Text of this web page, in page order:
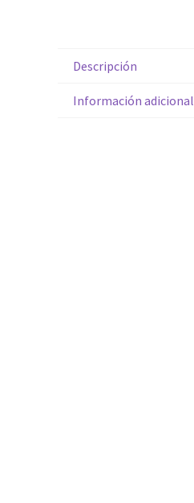
Descripción
Información adicional